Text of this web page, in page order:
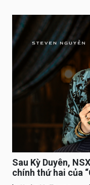
Sau Kỳ Duyên,
chính thứ hai của